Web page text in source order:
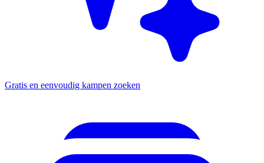
Gratis en eenvoudig kampen zoeken